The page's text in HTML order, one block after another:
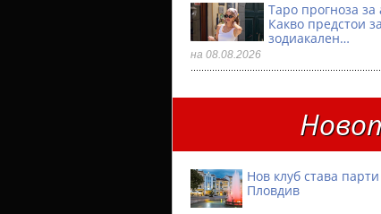
Таро прогноза за
Какво предстои
зодиакален…
на 08.08.2026
Нов клуб става
Пловдив